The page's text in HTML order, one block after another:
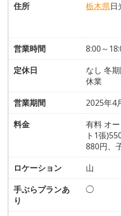
住所
栃木県日
営業時間
8:00～
定休日
なし 冬
休業
営業期間
2025年4
料金
有料 オ
ト1張
880円、
ロケーション
山
手ぶらプランあ
り
◯